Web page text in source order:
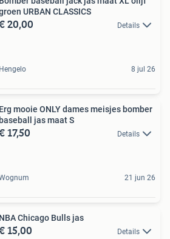
URBAN CLASSICS
20,00 Details
Hengelo 8 jul 26
Erg mooie ONLY dames meisjes bomber
baseball jas maat S
17,50 Details
21 jun 26
NBA Chicago Bulls jas
15,00 Details